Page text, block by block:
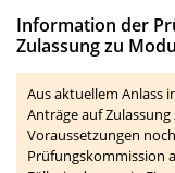
Information der
Zulassung zu
Aus aktuellem Anlass
Anträge auf
Voraussetzungen
Prüfungskommission